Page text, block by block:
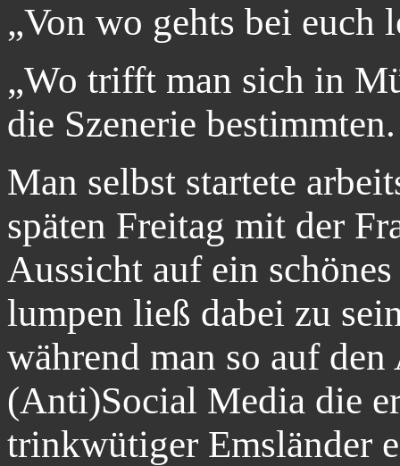
„Von wo gehts bei euch
„Wo trifft man sich in
die Szenerie bestimmten.
Man selbst startete
späten Freitag mit der
Aussicht auf ein
lumpen ließ dabei zu
während man so auf
(Anti)Social Media die
trinkwütiger Emsländer